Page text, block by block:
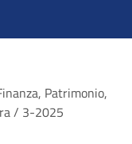
Patrimonio,
/ 3-2025